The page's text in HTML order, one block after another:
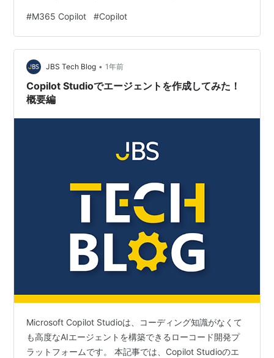
ト、注意点 利用シーン メリット 注意点 まとめ おまけ こ
れまでの連載 これまでの連載記事一覧はこちらの記事に
まとめておりますので、過去の連載を確認されたい方は
こちらの記載をご参照ください。 blog.jbs…
#M365 Copilot #Copilot
JBS Tech Blog • 1年前
Copilot Studioでエージェントを作成してみた！
概要編
Microsoft Copilot Studioは、コーディング知識がなくて
も高度なAIエージェントを構築できるローコード開発プ
ラットフォームです。 本記事では、Copilot Studioのエ